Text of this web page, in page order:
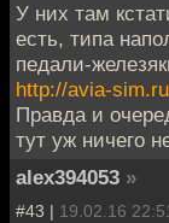
У них там
есть, типа
педали-
http://avia-
Правда и
тут уж ничего
alex394053 »
#43 | 19.02.16